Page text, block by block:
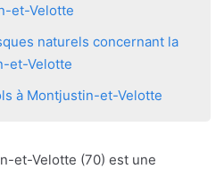
et-Velotte
naturels concernant la
et-Velotte
à Montjustin-et-Velotte
et-Velotte (70) est une